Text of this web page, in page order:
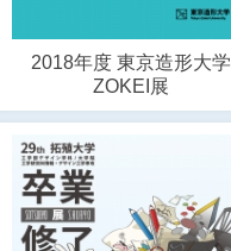
2018年度 東京造形大学
ZOKEI展